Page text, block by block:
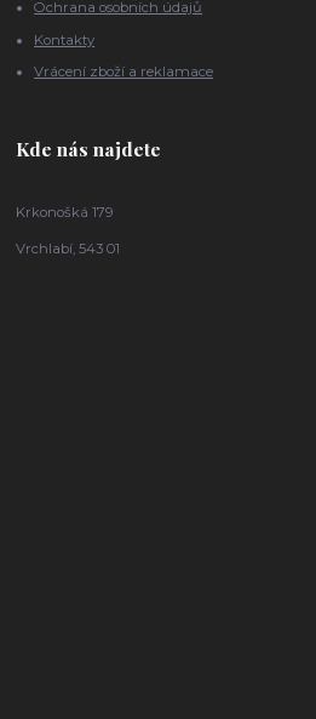
Ochrana osobních údajů
Kontakty
Vrácení zboží a reklamace
Kde nás najdete
Krkonošká 179
Vrchlabí, 543 01